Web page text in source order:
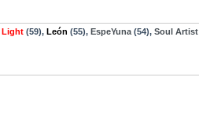
Light (59), León (55), EspeYuna (54), Soul Artist